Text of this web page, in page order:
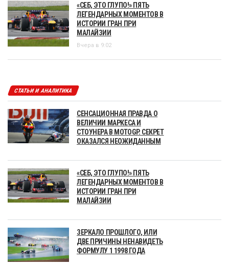
«СЕБ, ЭТО ГЛУПО!» ПЯТЬ
ЛЕГЕНДАРНЫХ МОМЕНТОВ В
ИСТОРИИ ГРАН ПРИ
МАЛАЙЗИИ
Вчера в 9:02
СТАТЬИ И АНАЛИТИКА
СЕНСАЦИОННАЯ ПРАВДА О
ВЕЛИЧИИ МАРКЕСА И
СТОУНЕРА В MOTOGP. СЕКРЕТ
ОКАЗАЛСЯ НЕОЖИДАННЫМ
«СЕБ, ЭТО ГЛУПО!» ПЯТЬ
ЛЕГЕНДАРНЫХ МОМЕНТОВ В
ИСТОРИИ ГРАН ПРИ
МАЛАЙЗИИ
ЗЕРКАЛО ПРОШЛОГО, ИЛИ
ДВЕ ПРИЧИНЫ НЕНАВИДЕТЬ
ФОРМУЛУ 1 1998 ГОДА